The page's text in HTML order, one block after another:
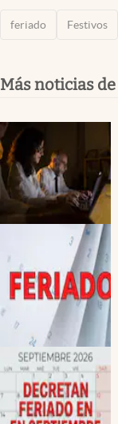
feriado Festivos
Más noticias de